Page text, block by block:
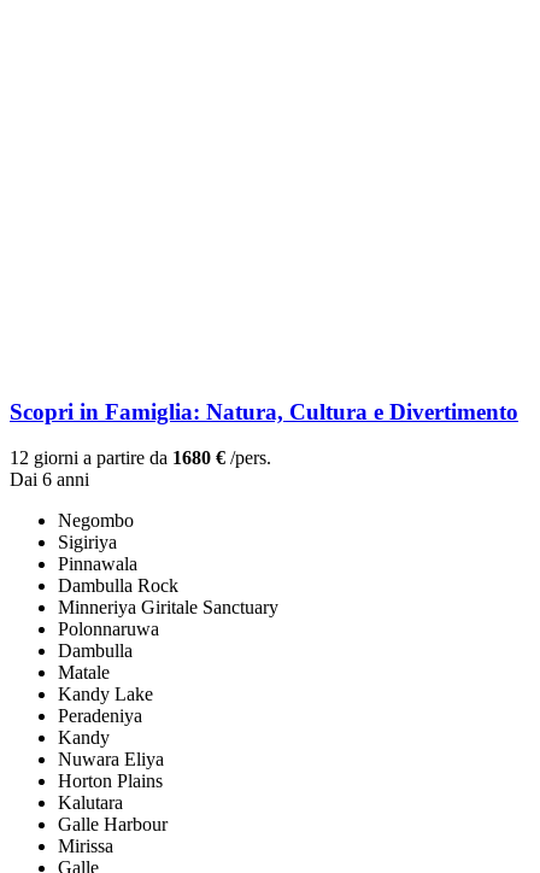
Scopri in Famiglia: Natura, Cultura e Divertimento
12 giorni a partire da 1680 € /pers.
Dai 6 anni
Negombo
Sigiriya
Pinnawala
Dambulla Rock
Minneriya Giritale Sanctuary
Polonnaruwa
Dambulla
Matale
Kandy Lake
Peradeniya
Kandy
Nuwara Eliya
Horton Plains
Kalutara
Galle Harbour
Mirissa
Galle